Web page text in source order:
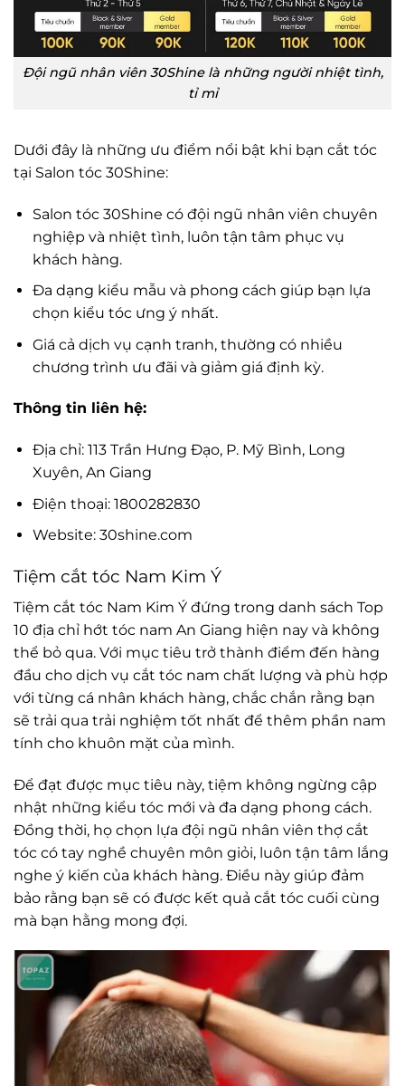
Đội ngũ nhân viên 30Shine là những người nhiệt tình,
tỉ mỉ
Dưới đây là những ưu điểm nổi bật khi bạn cắt tóc
tại Salon tóc 30Shine:
Salon tóc 30Shine có đội ngũ nhân viên chuyên
nghiệp và nhiệt tình, luôn tận tâm phục vụ
khách hàng.
Đa dạng kiểu mẫu và phong cách giúp bạn lựa
chọn kiểu tóc ưng ý nhất.
Giá cả dịch vụ cạnh tranh, thường có nhiều
chương trình ưu đãi và giảm giá định kỳ.
Thông tin liên hệ:
Địa chỉ: 113 Trần Hưng Đạo, P. Mỹ Bình, Long
Xuyên, An Giang
Điện thoại: 1800282830
Website: 30shine.com
Tiệm cắt tóc Nam Kim Ý
Tiệm cắt tóc Nam Kim Ý đứng trong danh sách Top
10 địa chỉ hớt tóc nam An Giang hiện nay và không
thể bỏ qua. Với mục tiêu trở thành điểm đến hàng
đầu cho dịch vụ cắt tóc nam chất lượng và phù hợp
với từng cá nhân khách hàng, chắc chắn rằng bạn
sẽ trải qua trải nghiệm tốt nhất để thêm phần nam
tính cho khuôn mặt của mình.
Để đạt được mục tiêu này, tiệm không ngừng cập
nhật những kiểu tóc mới và đa dạng phong cách.
Đồng thời, họ chọn lựa đội ngũ nhân viên thợ cắt
tóc có tay nghề chuyên môn giỏi, luôn tận tâm lắng
nghe ý kiến của khách hàng. Điều này giúp đảm
bảo rằng bạn sẽ có được kết quả cắt tóc cuối cùng
mà bạn hằng mong đợi.